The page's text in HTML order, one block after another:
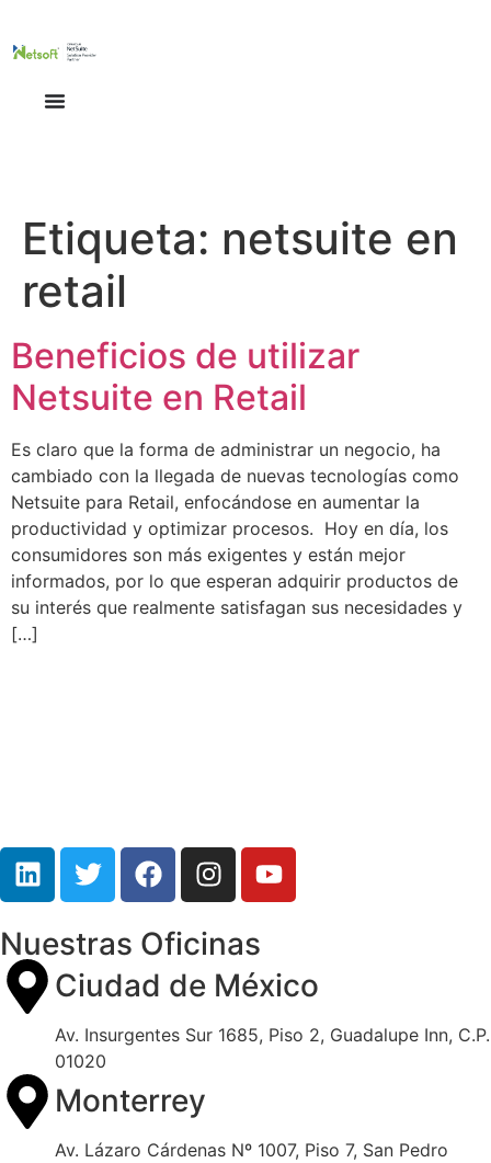
Etiqueta: netsuite en
retail
Beneficios de utilizar
Netsuite en Retail
Es claro que la forma de administrar un negocio, ha
cambiado con la llegada de nuevas tecnologías como
Netsuite para Retail, enfocándose en aumentar la
productividad y optimizar procesos. Hoy en día, los
consumidores son más exigentes y están mejor
informados, por lo que esperan adquirir productos de
su interés que realmente satisfagan sus necesidades y
[…]
Nuestras Oficinas
Ciudad de México
Av. Insurgentes Sur 1685, Piso 2, Guadalupe Inn, C.P.
01020
Monterrey
Av. Lázaro Cárdenas Nº 1007, Piso 7, San Pedro